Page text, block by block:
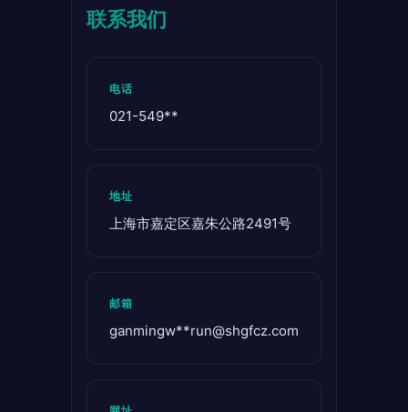
联系我们
电话
021-549**
地址
上海市嘉定区嘉朱公路2491号
邮箱
ganmingw**run@shgfcz.com